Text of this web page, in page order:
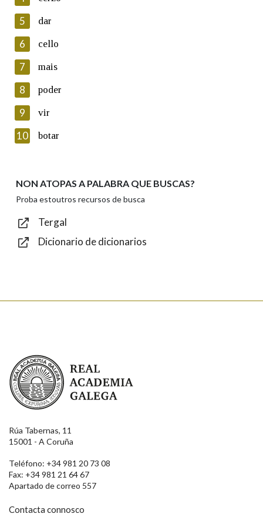
Lin e acepto as condicións da política de
Introduce o código que aparece na imaxe:
Texto de verificación
Enviar
5 dar
6 cello
7 mais
8 poder
9 vir
10 botar
NON ATOPAS A PALABRA QUE BUSCAS?
Proba estoutros recursos de busca
Tergal
Dicionario de dicionarios
Real Academia Galega
Rúa Tabernas, 11
15001 - A Coruña
Teléfono: +34 981 20 73 08
Fax: +34 981 21 64 67
Apartado de correo 557
Contacta connosco